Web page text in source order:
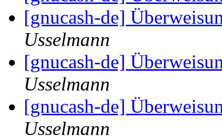
[gnucash-de]
Usselmann
[gnucash-de]
Usselmann
[gnucash-de]
Usselmann